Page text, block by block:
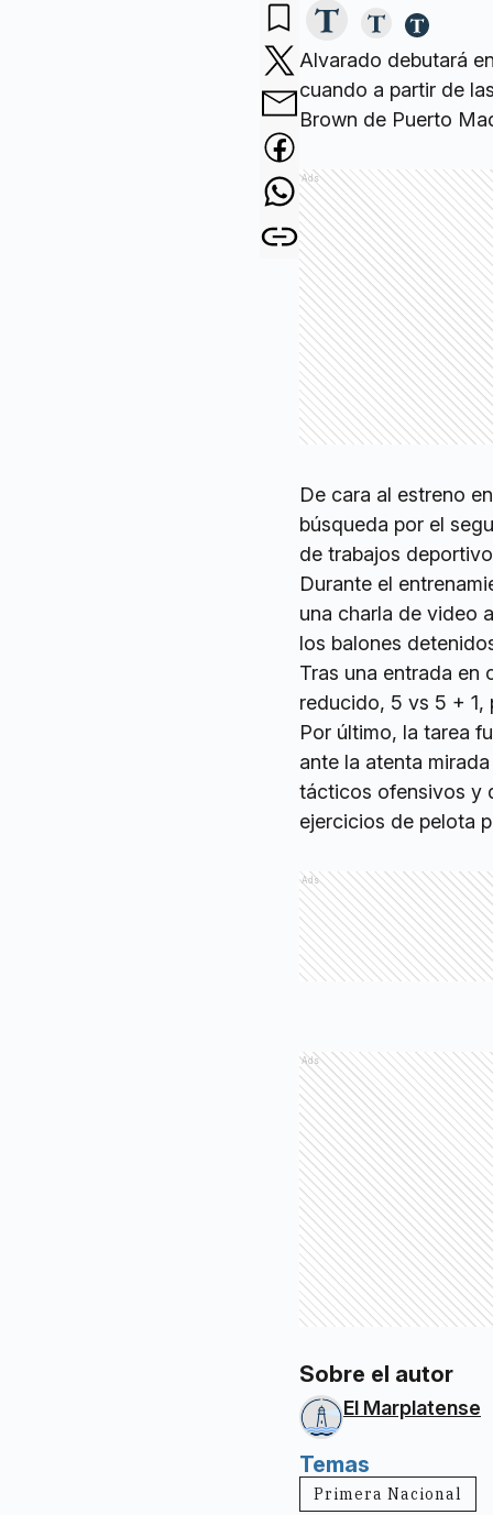
Alvarado debutará
cuando a partir de
Brown de Puerto
Ads
De cara al estreno
búsqueda por el
de trabajos
Durante el
una charla de video
los balones
Tras una entrada en
reducido, 5 vs 5 + 1,
Por último, la tarea
ante la atenta
tácticos ofensivos y
ejercicios de pelota
Ads
Ads
Sobre el autor
El Marplatense
Temas
Primera Nacional